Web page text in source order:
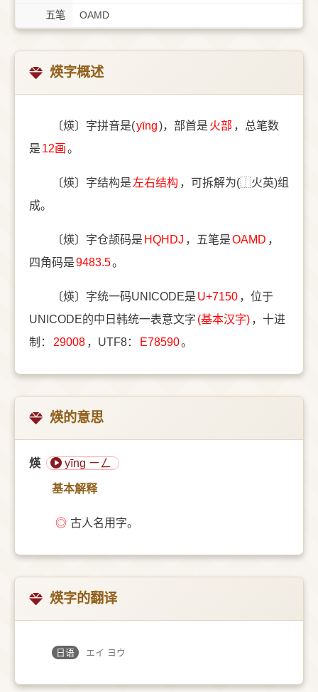
五笔 OAMD
煐字概述
〔煐〕字拼音是(yīng)，部首是 ⽕部 ，总笔数
是 12画。
〔煐〕字结构是 左右结构 ，可拆解为(⿰火英)组
成。
〔煐〕字仓颉码是 HQHDJ ，五笔是OAMD ，
四角码是9483.5。
〔煐〕字统一码UNICODE是 U+7150 ，位于
UNICODE的中日韩统一表意文字 (基本汉字) ，十进
制：
29008 ，UTF8： E78590。
煐的意思
煐 yīng ㄧㄥ
基本解释
◎ 古人名用字。
煐字的翻译
日语 エイ ヨウ